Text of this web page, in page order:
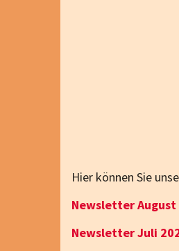
Hier können Sie
Newsletter August
Newsletter Juli